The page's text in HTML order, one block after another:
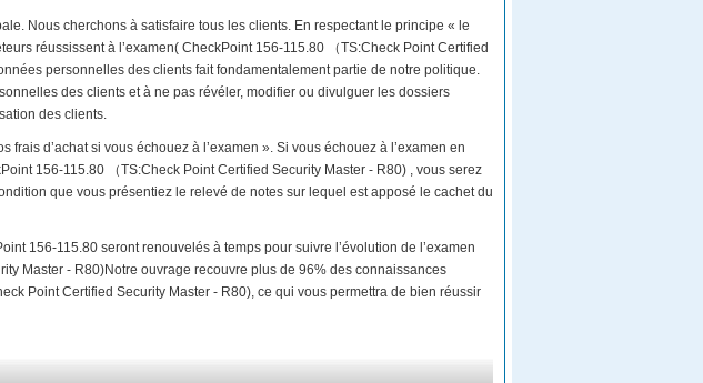
Nous cherchons à satisfaire tous les clients. En respectant le principe « le
réussissent à l’examen( CheckPoint 156-115.80 （TS:Check Point Certified
personnelles des clients fait fondamentalement partie de notre politique.
des clients et à ne pas révéler, modifier ou divulguer les dossiers
des clients.
d’achat si vous échouez à l’examen ». Si vous échouez à l’examen en
156-115.80 （TS:Check Point Certified Security Master - R80) , vous serez
que vous présentiez le relevé de notes sur lequel est apposé le cachet du
156-115.80 seront renouvelés à temps pour suivre l’évolution de l’examen
Master - R80)Notre ouvrage recouvre plus de 96% des connaissances
Point Certified Security Master - R80), ce qui vous permettra de bien réussir